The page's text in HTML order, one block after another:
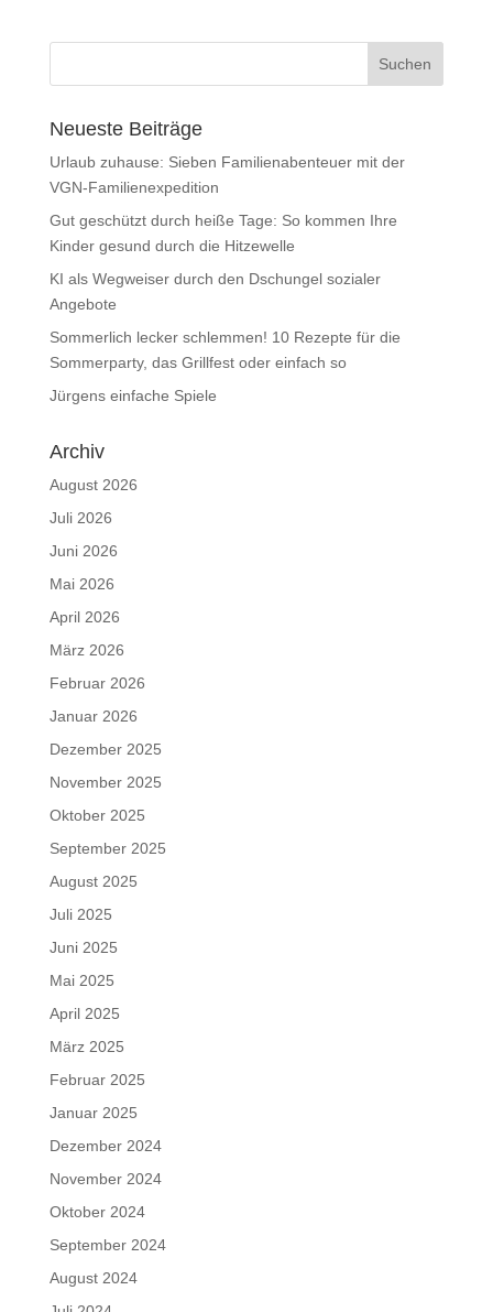
Neueste Beiträge
Urlaub zuhause: Sieben Familienabenteuer mit der
VGN-Familienexpedition
Gut geschützt durch heiße Tage: So kommen Ihre
Kinder gesund durch die Hitzewelle
KI als Wegweiser durch den Dschungel sozialer
Angebote
Sommerlich lecker schlemmen! 10 Rezepte für die
Sommerparty, das Grillfest oder einfach so
Jürgens einfache Spiele
Archiv
August 2026
Juli 2026
Juni 2026
Mai 2026
April 2026
März 2026
Februar 2026
Januar 2026
Dezember 2025
November 2025
Oktober 2025
September 2025
August 2025
Juli 2025
Juni 2025
Mai 2025
April 2025
März 2025
Februar 2025
Januar 2025
Dezember 2024
November 2024
Oktober 2024
September 2024
August 2024